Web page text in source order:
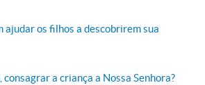
ajudar os filhos a descobrirem sua
consagrar a criança a Nossa Senhora?